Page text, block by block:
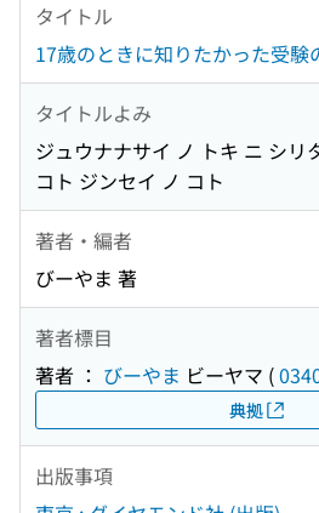
タイトル
17歳のときに知りたかった受験
タイトルよみ
ジュウナナサイ ノ トキ ニ シリ
コト ジンセイ ノ コト
著者・編者
びーやま 著
著者標目
著者 ： びーやま ビーヤマ (
典拠
出版事項